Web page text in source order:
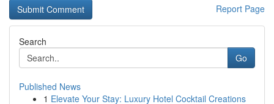
Report Page
Search
Go
Published News
1 Elevate Your Stay: Luxury Hotel Cocktail Creations